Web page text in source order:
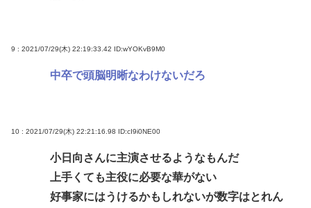
9 : 2021/07/29(木) 22:19:33.42 ID:wYOKvB9M0
中卒で頭脳明晰なわけないだろ
10 : 2021/07/29(木) 22:21:16.98 ID:cI9i0NE00
小日向さんに主演させるようなもんだ
上手くても主役に必要な華がない
好事家にはうけるかもしれないが数字はとれん